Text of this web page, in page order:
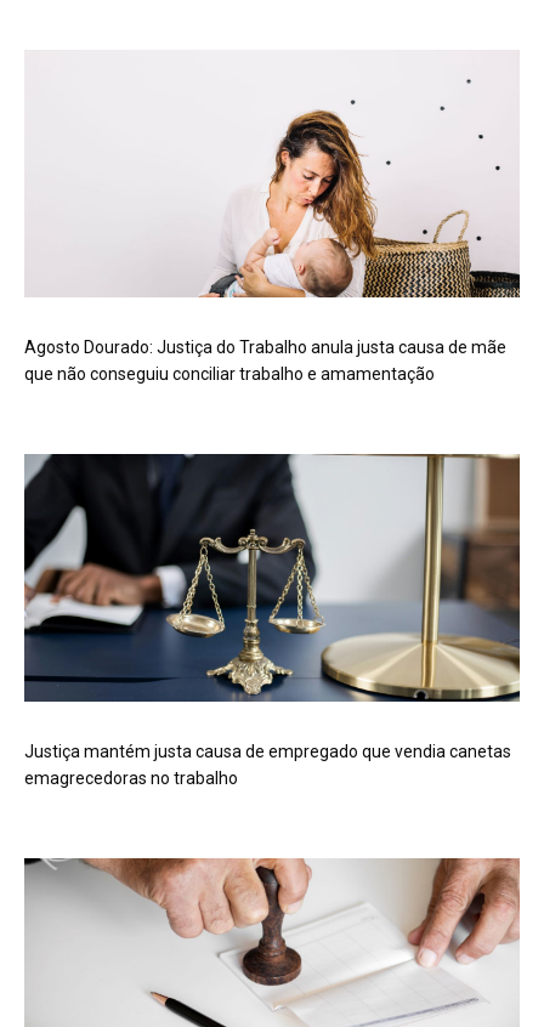
Agosto Dourado: Justiça do Trabalho anula justa causa de mãe
que não conseguiu conciliar trabalho e amamentação
Justiça mantém justa causa de empregado que vendia canetas
emagrecedoras no trabalho